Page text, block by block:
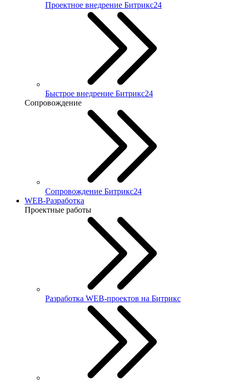
Проектное внедрение Битрикс24
Быстрое внедрение Битрикс24
Сопровождение
Сопровождение Битрикс24
WEB-Разработка
Проектные работы
Разработка WEB-проектов на Битрикс